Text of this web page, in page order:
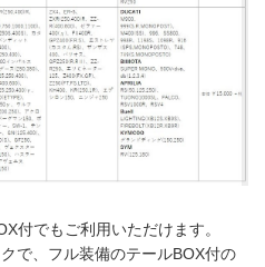
付でもご利用いただけます。
で、フル装備のテールBOX付の